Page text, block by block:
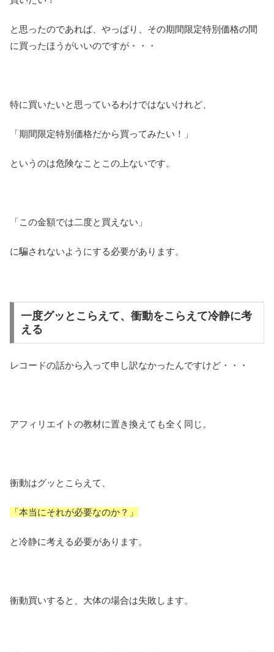
と思ったのであれば、やっぱり、その期間限定特別価格の間
に買ったほうがいいのですが・・・
特に買いたいと思っているわけではないけれど、
「期間限定特別価格だから買ってみたい！」
というのは危険なことこの上ないです。
「この金額では二度と買えない」
に騙されないようにする必要があります。
一度グッとこらえて、衝動をこらえて冷静に考
える
レコードの話から入って申し訳なかったんですけど・・・
アフィリエイトの教材に置き換えても全く同じ。
衝動はグッとこらえて、
「本当にそれが必要なのか？」
と冷静に考える必要があります。
衝動買いすると、大体の場合は失敗します。